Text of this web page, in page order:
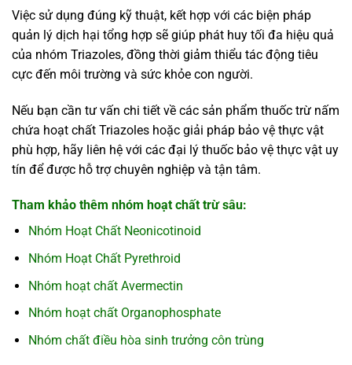
Việc sử dụng đúng kỹ thuật, kết hợp với các biện pháp
quản lý dịch hại tổng hợp sẽ giúp phát huy tối đa hiệu quả
của nhóm Triazoles, đồng thời giảm thiểu tác động tiêu
cực đến môi trường và sức khỏe con người.
Nếu bạn cần tư vấn chi tiết về các sản phẩm thuốc trừ nấm
chứa hoạt chất Triazoles hoặc giải pháp bảo vệ thực vật
phù hợp, hãy liên hệ với các đại lý thuốc bảo vệ thực vật uy
tín để được hỗ trợ chuyên nghiệp và tận tâm.
Tham khảo thêm nhóm hoạt chất trừ sâu:
Nhóm Hoạt Chất Neonicotinoid
Nhóm Hoạt Chất Pyrethroid
Nhóm hoạt chất Avermectin
Nhóm hoạt chất Organophosphate
Nhóm chất điều hòa sinh trưởng côn trùng